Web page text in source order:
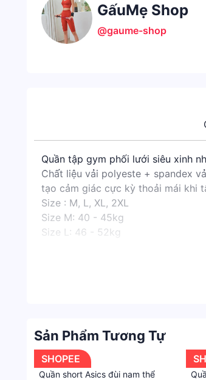
GấuMẹ Shop
@gaume-shop
Quần tập gym phối lưới siêu xinh
Chất liệu vải polyeste + spandex
tạo cảm giác cực kỳ thoải mái khi
Size : M, L, XL, 2XL
Size M: 40 - 45kg
Size L: 46 - 52kg
Quần có túi đựng tiền, chìa khoá xe,
Giá sản phẩm trên Tiki đã bao
phí khác như phí vận chuyển, phụ
Sản Phẩm Tương Tự
SHOPEE
Quần short Asics đùi nam thể